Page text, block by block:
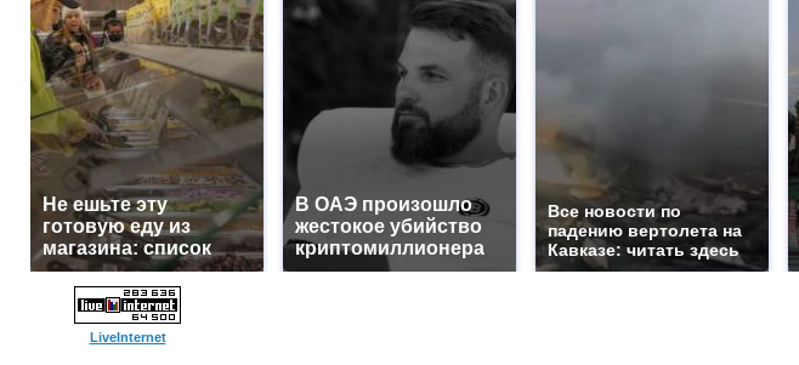
Не ешьте эту
готовую еду из
магазина: список
В ОАЭ произошло
жестокое убийство
криптомиллионера
Все новости по
падению вертолета на
Кавказе: читать здесь
LiveInternet